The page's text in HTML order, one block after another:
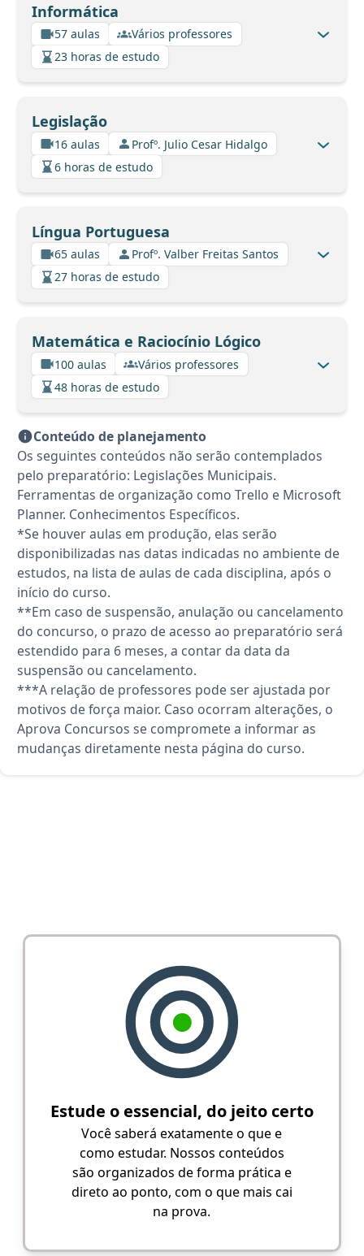
Informática
57 aulas
Vários professores
23 horas de estudo
Legislação
16 aulas
Profº. Julio Cesar Hidalgo
6 horas de estudo
Língua Portuguesa
65 aulas
Profº. Valber Freitas Santos
27 horas de estudo
Matemática e Raciocínio Lógico
100 aulas
Vários professores
48 horas de estudo
Conteúdo de planejamento
Os seguintes conteúdos não serão contemplados
pelo preparatório: Legislações Municipais.
Ferramentas de organização como Trello e Microsoft
Planner. Conhecimentos Específicos.
*Se houver aulas em produção, elas serão
disponibilizadas nas datas indicadas no ambiente de
estudos, na lista de aulas de cada disciplina, após o
início do curso.
**Em caso de suspensão, anulação ou cancelamento
do concurso, o prazo de acesso ao preparatório será
estendido para 6 meses, a contar da data da
suspensão ou cancelamento.
***A relação de professores pode ser ajustada por
motivos de força maior. Caso ocorram alterações, o
Aprova Concursos se compromete a informar as
mudanças diretamente nesta página do curso.
Estude o essencial, do jeito certo
Você saberá exatamente o que e
como estudar. Nossos conteúdos
são organizados de forma prática e
direto ao ponto, com o que mais cai
na prova.